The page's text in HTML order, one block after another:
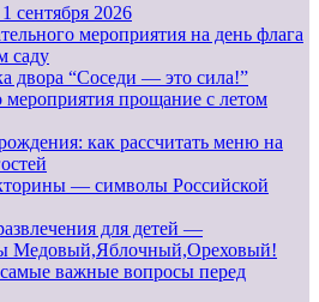
сентября 2026
мероприятия на день флага
саду
двора “Соседи — это сила!”
прощание с летом
как рассчитать меню на
— символы Российской
для детей —
Медовый,Яблочный,Ореховый!
важные вопросы перед